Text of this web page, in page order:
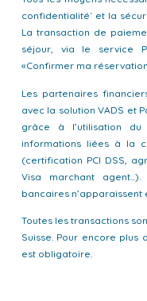
confidentialité´ et la
La transaction de
séjour, via le service
«Confirmer ma
Les partenaires
avec la solution VADS et
grâce à l’utilisation
informations liées à la
(certification PCI DSS,
Visa marchant
bancaires n’apparaissent
Toutes les transactions
Suisse. Pour encore plus
est obligatoire.